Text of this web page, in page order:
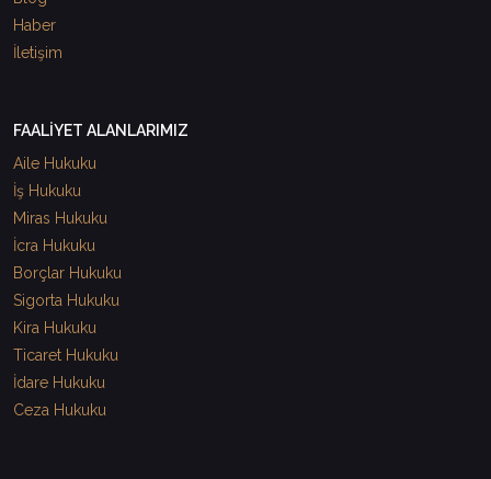
Haber
İletişim
FAALİYET ALANLARIMIZ
Aile Hukuku
İş Hukuku
Miras Hukuku
İcra Hukuku
Borçlar Hukuku
Sigorta Hukuku
Kira Hukuku
Ticaret Hukuku
İdare Hukuku
Ceza Hukuku